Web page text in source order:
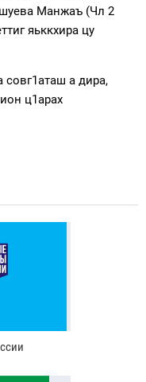
Манжаъ (Чл 2
яьккхира цу
а дира,
ц1арах